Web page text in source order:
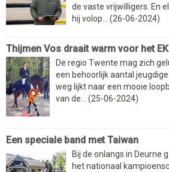
de vaste vrijwilligers. En
hij volop... (26-06-2024)
Thijmen Vos draait warm voor het EK
De regio Twente mag zich
een behoorlijk aantal
weg lijkt naar een mooie
van de... (25-06-2024)
Een speciale band met Taiwan
Bij de onlangs in Deurne
het nationaal